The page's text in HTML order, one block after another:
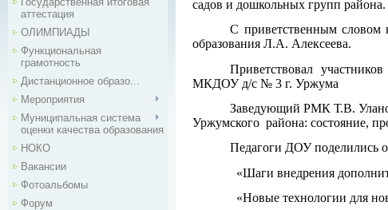
аттестация
ОЛИМПИАДЫ
Функциональная
грамотность
Дистанционное образо...
Мероприятия
Муниципальная система
оценки качества образования
НОКО
Вакансии
Фотоальбомы
Форум
садов и дошкольных групп района.
С приветственным словом
образования Л.А. Алексеева.
Приветствовал
МКДОУ д/с № 3 г. Уржума
Заведующий РМК Т.В.
Уржумского района: состояние,
Педагоги ДОУ поделились
«Шаги внедрения
«Новые технологии для